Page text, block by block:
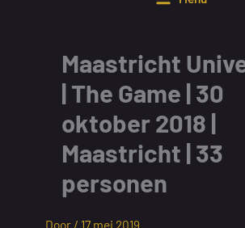
Maastricht
| The Game | 30
oktober 2018 |
Maastricht | 33
personen
Door / 17 mei 2019